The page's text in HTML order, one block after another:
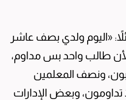
«اليوم ولدي بصف عاشر
طالب واحد بس مداوم،
ونصف المعلمين
تداومون، وبعض الإدارات